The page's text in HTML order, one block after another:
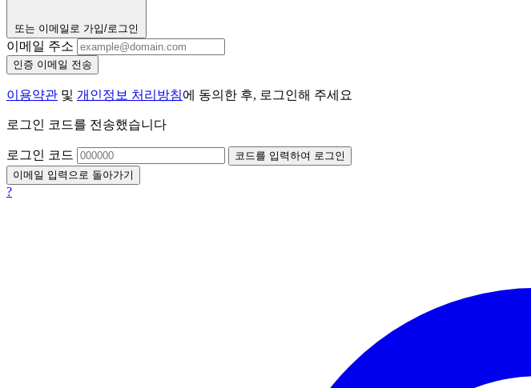
또는 이메일로 가입/로그인
이메일 주소
인증 이메일 전송
이용약관 및 개인정보 처리방침에 동의한 후, 로그인해 주세요
로그인 코드를 전송했습니다
로그인 코드
코드를 입력하여 로그인
이메일 입력으로 돌아가기
?